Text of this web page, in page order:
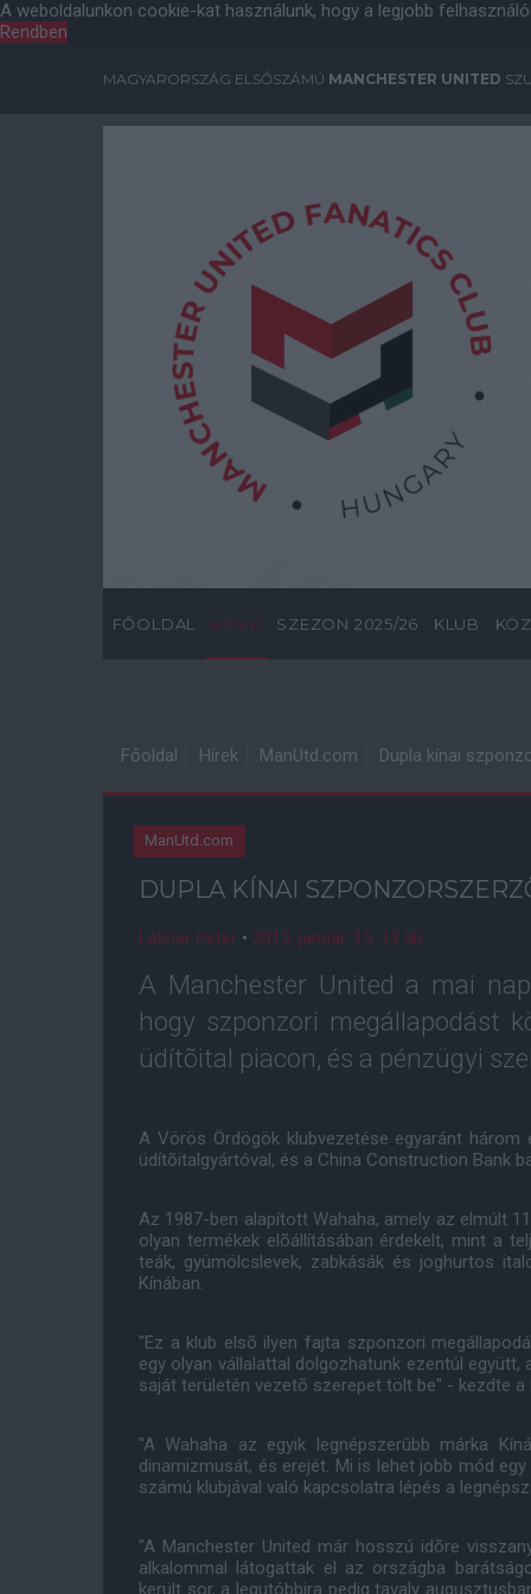
A weboldalunkon cookie-kat használunk, hogy a legjobb
Rendben
MAGYARORSZÁG ELSŐSZÁMÚ MANCHESTER UNITED
FŐOLDAL HÍREK SZEZON 2025/26 KLUB
Főoldal Hírek ManUtd.com Dupla kínai
ManUtd.com
DUPLA KÍNAI
Lakner Péter • 2013. január. 15. 13:50
A Manchester United a mai
hogy szponzori megállapodást
üdítõital piacon, és a pénzügyi
A Vörös Ördögök klubvezetése egyaránt
üdítõitalgyártóval, és a China Construction Bank
Az 1987-ben alapított Wahaha, amely az elmúlt
olyan termékek elõállításában érdekelt, mint a
teák, gyümölcslevek, zabkásák és joghurtos
Kínában.
"Ez a klub elsõ ilyen fajta szponzori
egy olyan vállalattal dolgozhatunk ezentúl
saját területén vezetõ szerepet tölt be" - kezdte a
"A Wahaha az egyik legnépszerûbb márka
dinamizmusát, és erejét. Mi is lehet jobb mód
számú klubjával való kapcsolatra lépés a
"A Manchester United már hosszú idõre
alkalommal látogattak el az országba
került sor, a legutóbbira pedig tavaly